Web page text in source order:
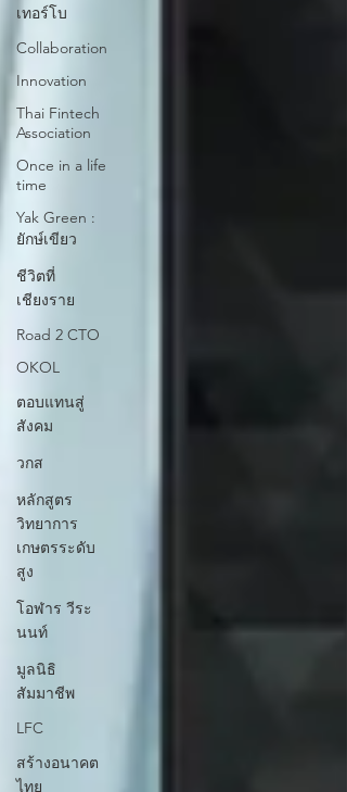
เทอร์โบ
Collaboration
Innovation
Thai Fintech
Association
Once in a life
time
Yak Green :
ยักษ์เขียว
ชีวิตที่
เชียงราย
Road 2 CTO
OKOL
ตอบแทนสู่
สังคม
วกส
หลักสูตร
วิทยาการ
เกษตรระดับ
สูง
โอฬาร วีระ
นนท์
มูลนิธิ
สัมมาชีพ
LFC
สร้างอนาคต
ไทย